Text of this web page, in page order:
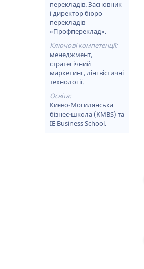
перекладів. Засновник
і директор бюро
перекладів
«Профпереклад».
Ключові компетенції:
менеджмент,
стратегічний
маркетинг, лінгвістичні
технології.
Освіта:
Києво-Могилянська
бізнес-школа (KMBS) та
IE Business School.